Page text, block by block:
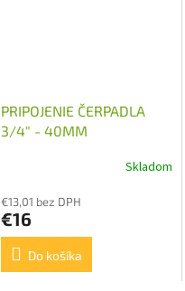
PRIPOJENIE ČERPADLA
3/4" - 40MM
Skladom
€13,01 bez DPH
€16
Do košíka